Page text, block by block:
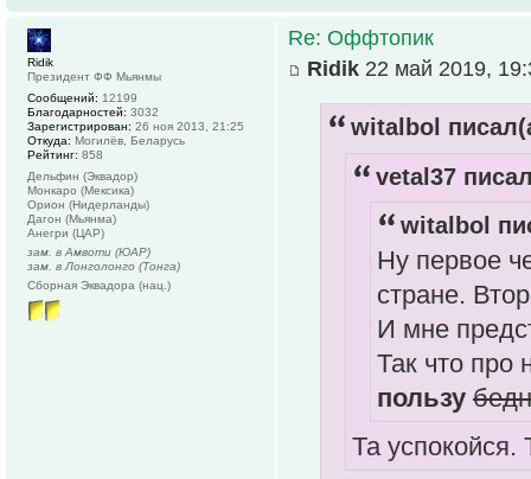
Re: Оффтопик
Ridik 22 май 2019,
witalbol
vetal37
witalbol
Ну первое
стране.
И мне
Так что про
пользу
Та успокойся.
Ridik
Президент ФФ Мьянмы
Сообщений: 12199
Благодарностей: 3032
Зарегистрирован: 26 ноя 2013, 21:25
Откуда: Могилёв, Беларусь
Рейтинг: 858
Дельфин (Эквадор)
Монкаро (Мексика)
Орион (Нидерланды)
Дагон (Мьянма)
Анегри (ЦАР)
зам. в Амвоти (ЮАР)
зам. в Лонголонго (Тонга)
Сборная Эквадора (нац.)